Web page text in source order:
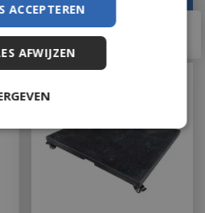
€149,00
ACCEPTEREN
AFWIJZEN